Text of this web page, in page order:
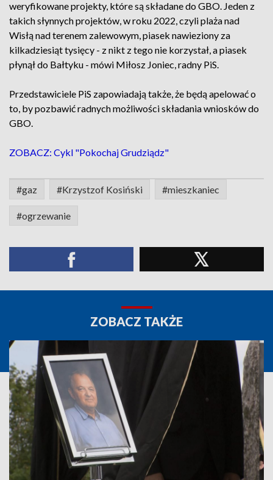
weryfikowane projekty, które są składane do GBO. Jeden z
takich słynnych projektów, w roku 2022, czyli plaża nad
Wisłą nad terenem zalewowym, piasek nawieziony za
kilkadziesiąt tysięcy - z nikt z tego nie korzystał, a piasek
płynął do Bałtyku - mówi Miłosz Joniec, radny PiS.
Przedstawiciele PiS zapowiadają także, że będą apelować o
to, by pozbawić radnych możliwości składania wniosków do
GBO.
ZOBACZ: Cykl "Pokochaj Grudziądz"
#gaz #Krzystzof Kosiński #mieszkaniec
#ogrzewanie
ZOBACZ TAKŻE